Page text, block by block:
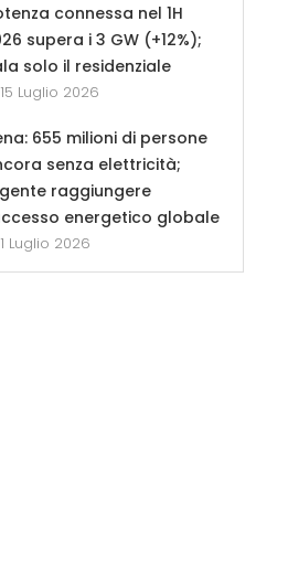
connessa nel 1H
supera i 3 GW (+12%);
solo il residenziale
15 Luglio 2026
655 milioni di persone
senza elettricità;
raggiungere
energetico globale
1 Luglio 2026